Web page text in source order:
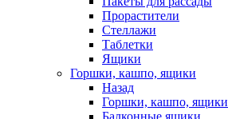
Прорастители
Стеллажи
Таблетки
Ящики
Горшки, кашпо, ящики
Назад
Горшки, кашпо, ящики
Балконные ящики